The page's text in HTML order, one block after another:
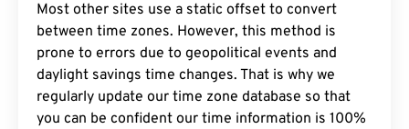
Most other sites use a static offset to convert
between time zones. However, this method is
prone to errors due to geopolitical events and
daylight savings time changes. That is why we
regularly update our time zone database so that
you can be confident our time information is 100%